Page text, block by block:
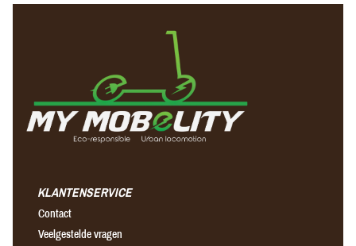
KLANTENSERVICE
Contact
Veelgestelde vragen